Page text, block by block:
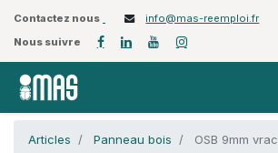
Contactez nous
info@mas-reemploi.fr
Nous suivre
Articles Panneau bois OSB 9mm vrac